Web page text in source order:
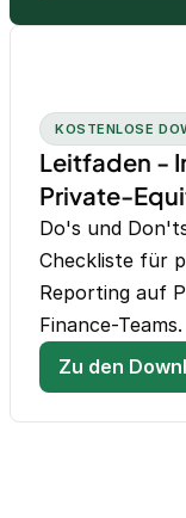
KOSTENLOSE
Leitfaden -
Private-
Do's und
Checkliste für
Reporting auf
Finance-Teams.
Zu den